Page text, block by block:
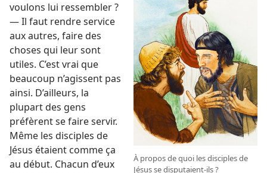
À propos de quoi les disciples de
Jésus se disputaient-​ils ?
voulons lui ressembler ?
— Il faut rendre service
aux autres, faire des
choses qui leur sont
utiles. C’est vrai que
beaucoup n’agissent pas
ainsi. D’ailleurs, la
plupart des gens
préfèrent se faire servir.
Même les disciples de
Jésus étaient comme ça
au début. Chacun d’eux